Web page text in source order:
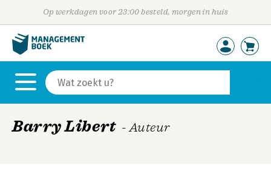
Op werkdagen voor 23:00 besteld, morgen in huis
Barry Libert - Auteur